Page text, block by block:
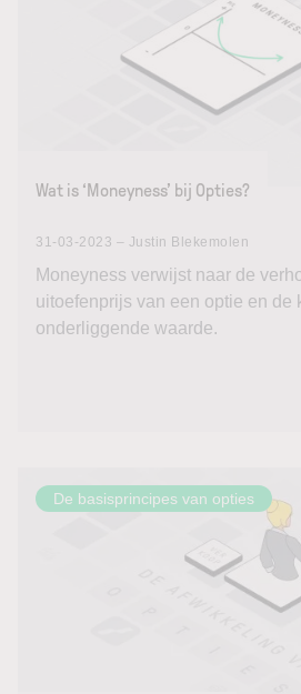
Wat is ‘Moneyness’ bij Opties?
31-03-2023 – Justin Blekemolen
Moneyness verwijst naar de
uitoefenprijs van een optie en de
onderliggende waarde.
De basisprincipes van opties